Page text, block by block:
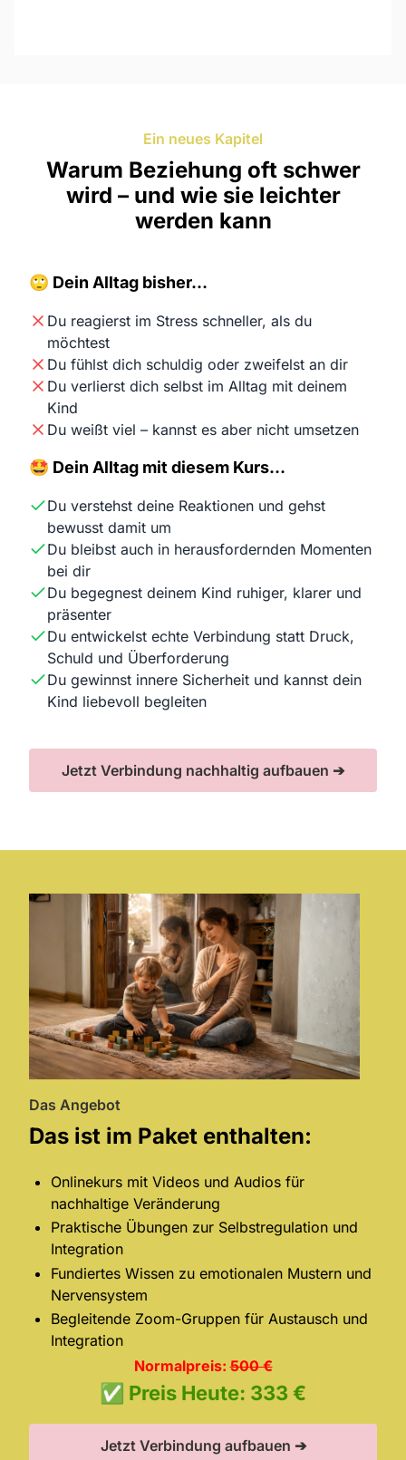
Ein neues Kapitel
Warum Beziehung oft schwer
wird – und wie sie leichter
werden kann
🙄 Dein Alltag bisher…
Du reagierst im Stress schneller, als du
möchtest
Du fühlst dich schuldig oder zweifelst an dir
Du verlierst dich selbst im Alltag mit deinem
Kind
Du weißt viel – kannst es aber nicht umsetzen
🤩 Dein Alltag mit diesem Kurs…
Du verstehst deine Reaktionen und gehst
bewusst damit um
Du bleibst auch in herausfordernden Momenten
bei dir
Du begegnest deinem Kind ruhiger, klarer und
präsenter
Du entwickelst echte Verbindung statt Druck,
Schuld und Überforderung
Du gewinnst innere Sicherheit und kannst dein
Kind liebevoll begleiten
Jetzt Verbindung nachhaltig aufbauen ➔
Das Angebot
Das ist im Paket enthalten:
Onlinekurs mit Videos und Audios für
nachhaltige Veränderung
Praktische Übungen zur Selbstregulation und
Integration
Fundiertes Wissen zu emotionalen Mustern und
Nervensystem
Begleitende Zoom-Gruppen für Austausch und
Integration
Normalpreis:500 €
✅ Preis Heute: 333 €
Jetzt Verbindung aufbauen ➔